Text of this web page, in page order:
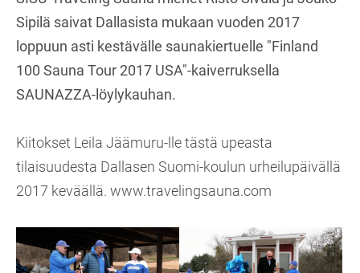
Sipilä saivat Dallasista mukaan vuoden 2017
loppuun asti kestävälle saunakiertuelle "Finland
100 Sauna Tour 2017 USA"-kaiverruksella
SAUNAZZA-löylykauhan.
Kiitokset Leila Jäämuru-lle tästä upeasta
tilaisuudesta Dallasen Suomi-koulun urheilupäivällä
2017 keväällä. www.travelingsauna.com